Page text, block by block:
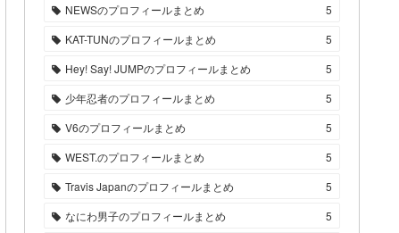
NEWSのプロフィールまとめ
5
KAT-TUNのプロフィールまとめ
5
Hey! Say! JUMPのプロフィールまとめ
5
少年忍者のプロフィールまとめ
5
V6のプロフィールまとめ
5
WEST.のプロフィールまとめ
5
Travis Japanのプロフィールまとめ
5
なにわ男子のプロフィールまとめ
5